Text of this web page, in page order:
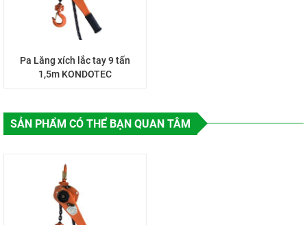
Pa Lăng xích lắc tay 9 tấn
1,5m KONDOTEC
SẢN PHẨM CÓ THỂ BẠN QUAN TÂM